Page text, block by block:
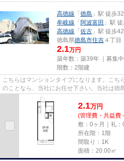
高徳線 「 徳島 」駅 徒歩
牟岐線 「 阿波富田 」駅
高徳線 「 佐古 」駅 徒歩
徳島県徳島市住吉 ４丁目
2.1万円
築年数：築39年 ｜募集中
階数：2階建
こちらはマンションタイプになります。こち
のことなら、当社にお任せ下さい。当社は徳
を取り扱っております。お客...
2.1万円
(管理費・共益費
敷：0ヶ月｜礼：
所在階：1階
間取り：1K
面積：20.00㎡